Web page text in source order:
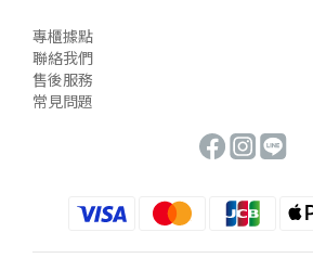
專櫃據點
聯絡我們
售後服務
常見問題